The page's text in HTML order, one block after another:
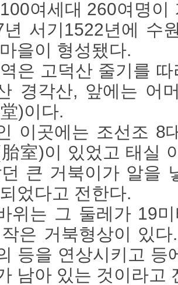
여세대 260여명이
서기1522년에 수
을이 형성됐다.
은 고덕산 줄기를
경각산, 앞에는 어
)이다.
이곳에는 조선조 8
室)이 있었고 태실
큰 거북이가 알을
었다고 전한다.
위는 그 둘레가 19
은 거북형상이 있
등을 연상시키고 등
남아 있는 것이라고